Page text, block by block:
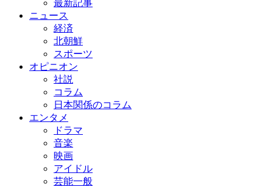
最新記事
ニュース
経済
北朝鮮
スポーツ
オピニオン
社説
コラム
日本関係のコラム
エンタメ
ドラマ
音楽
映画
アイドル
芸能一般